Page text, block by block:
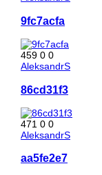
9fc7acfa
459 0 0
AleksandrS
86cd31f3
471 0 0
AleksandrS
aa5fe2e7